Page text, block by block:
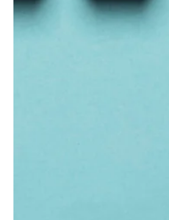
comment quelques gestes
la pollution numérique au